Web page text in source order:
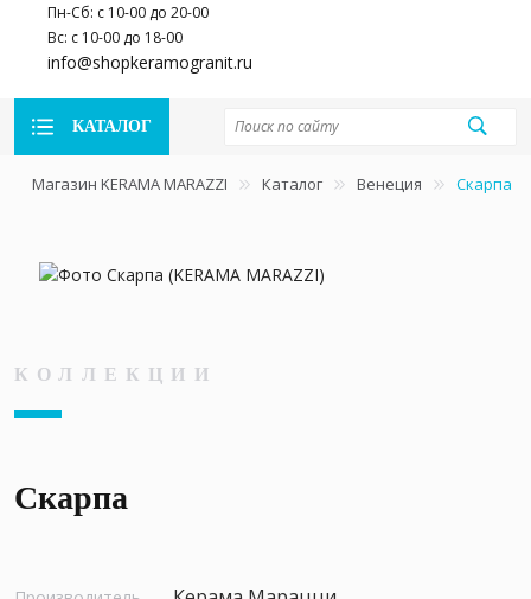
Пн-Сб: с 10-00 до 20-00
Вс: с 10-00 до 18-00
info@shopkeramogranit.ru
КАТАЛОГ
Магазин KERAMA MARAZZI Каталог Венеция Скарпа
КОЛЛЕКЦИИ
Скарпа